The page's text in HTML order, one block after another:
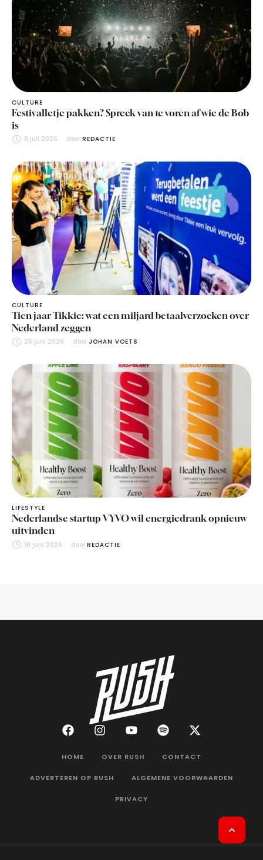
CULTURE
Festivalletje pakken? Spreek van te voren af wie de Bob
is
8 juli 2026 door REDACTIE
CULTURE
Tien jaar Tikkie: wat een miljard betaalverzoeken over
Nederland zeggen
25 juni 2026 door JOHAN VOETS
LIFESTYLE
Nederlandse startup VYVO wil energiedrank opnieuw
uitvinden
18 juni 2026 door REDACTIE
HOME OVER RUSH CONTACT
ADVERTEREN OP RUSH ALGEMENE VOORWAARDEN
PRIVACY